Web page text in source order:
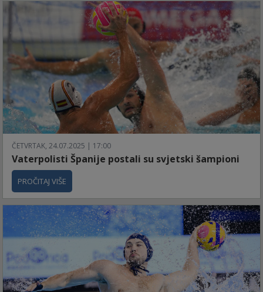
ČETVRTAK, 24.07.2025 | 17:00
Vaterpolisti Španije postali su svjetski šampioni
PROČITAJ VIŠE